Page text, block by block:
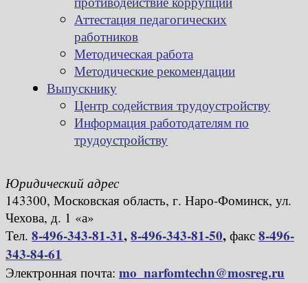
Аттестация педагогических
работников
Методическая работа
Методические рекомендации
Выпускнику
Центр содействия трудоустройству
Информация работодателям по
трудоустройству
Юридический адрес
143300, Московская область, г. Наро-Фоминск, ул.
Чехова, д. 1 «а»
Тел. 8-496-343-81-31,8-496-343-81-50, факс 8-496-
343-84-61
Электронная почта: mo_narfomtechn@mosreg.ru